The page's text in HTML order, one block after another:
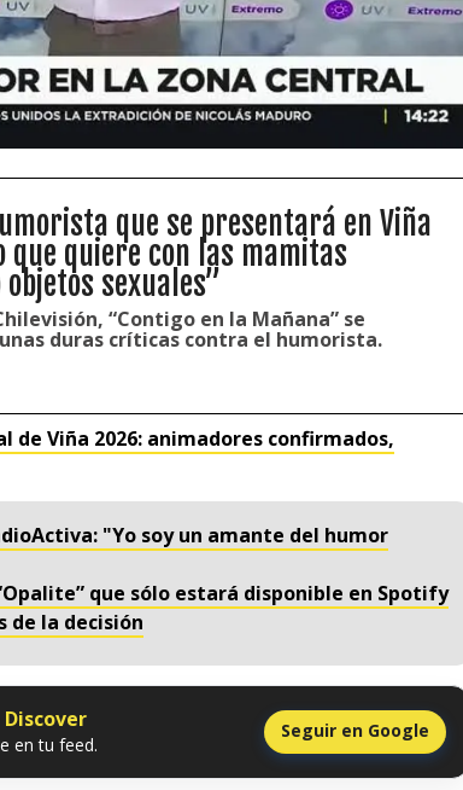
que se presentará en Viña
que quiere con las mamitas
sexuales”
“Contigo en la Mañana” se
duras críticas contra el humorista.
de Viña 2026: animadores confirmados,
"Yo soy un amante del humor
que sólo estará disponible en Spotify
de la decisión
en tu feed.
Seguir en Google